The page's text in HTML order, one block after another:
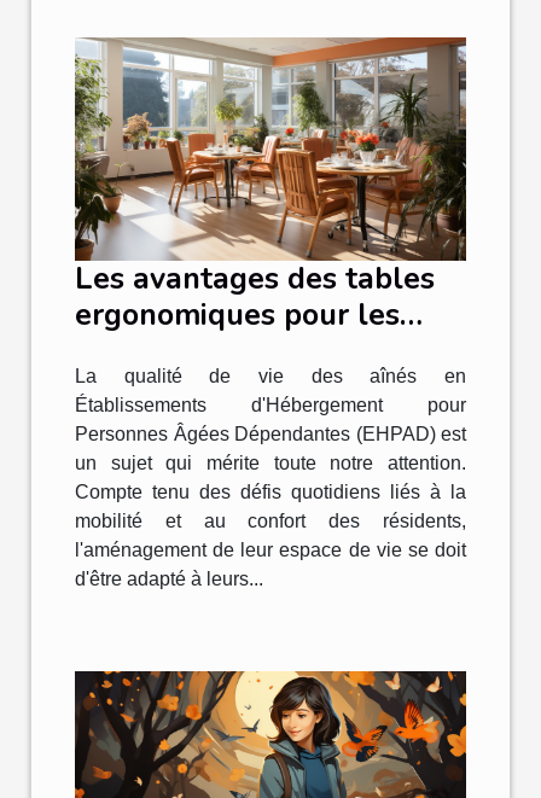
Les avantages des tables
ergonomiques pour les
La qualité de vie des aînés en
Établissements d'Hébergement pour
Personnes Âgées Dépendantes (EHPAD) est
un sujet qui mérite toute notre attention.
Compte tenu des défis quotidiens liés à la
mobilité et au confort des résidents,
l'aménagement de leur espace de vie se doit
d'être adapté à leurs...